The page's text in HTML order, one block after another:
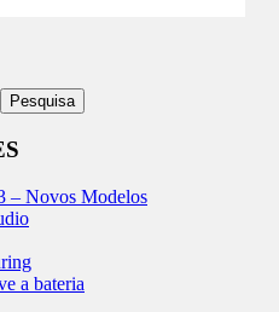
– Novos Modelos
a bateria